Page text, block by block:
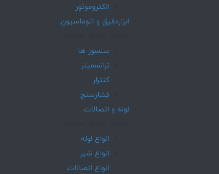
الکتروموتور
ابزاردقیق و اتوماسیون
سنسور ها
ترانسمیتر
کنترلر
فشارسنج
لوله و اتصالات
انواع لوله
انواع شیر
انواع اتصالات